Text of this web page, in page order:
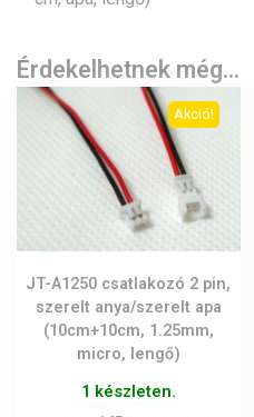
Érdekelhetnek még…
Akció!
JT-A1250 csatlakozó 2 pin,
szerelt anya/szerelt apa
(10cm+10cm, 1.25mm,
micro, lengő)
1 készleten.